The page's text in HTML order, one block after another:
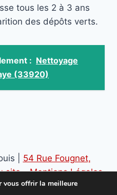
tous les 2 à 3 ans
des dépôts verts.
: Nettoyage
(33920)
| 54 Rue Fougnet,
site-Mentions Légales
vous offrir la meilleure